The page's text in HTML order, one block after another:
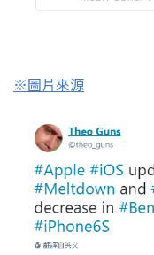
※圖片來源